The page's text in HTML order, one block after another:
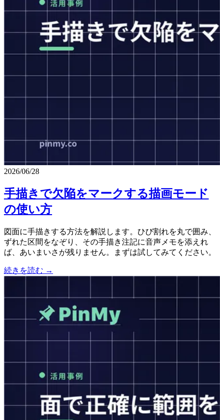
2026/06/28
手描きで欠陥をマークする描画モード
の使い方
図面に手描きする方法を解説します。ひび割れを丸で囲み、
ずれた区間をなぞり、その手描き注記に音声メモを添えれ
ば、あいまいさが残りません。まずは試してみてください。
続きを読む →